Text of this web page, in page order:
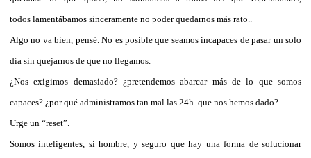
todos lamentábamos sinceramente no poder quedarnos más rato..
Algo no va bien, pensé. No es posible que seamos incapaces de pasar un solo
día sin quejarnos de que no llegamos.
¿Nos exigimos demasiado? ¿pretendemos abarcar más de lo que somos
capaces? ¿por qué administramos tan mal las 24h. que nos hemos dado?
Urge un “reset”.
Somos inteligentes, si hombre, y seguro que hay una forma de solucionar